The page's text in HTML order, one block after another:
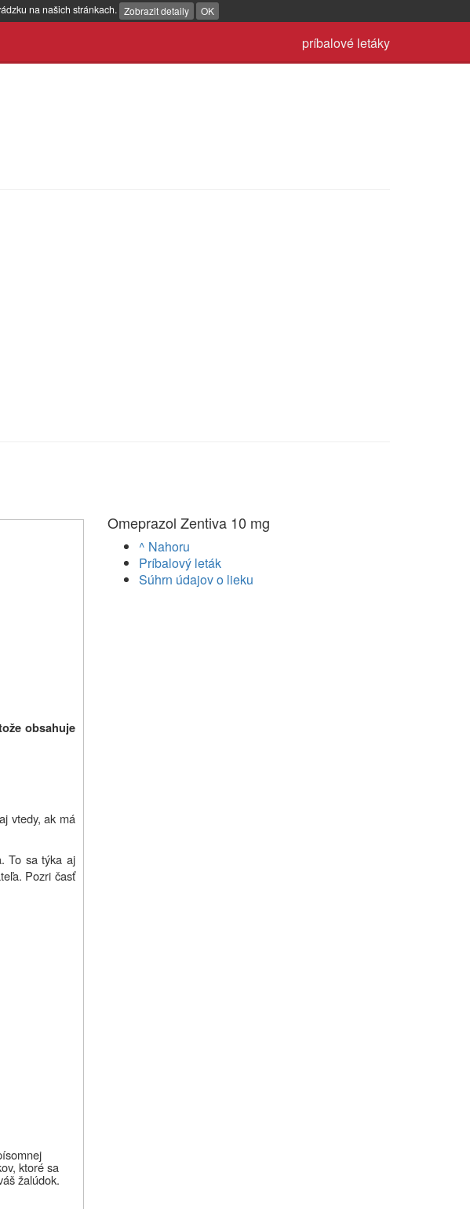
na našich stránkach. Zobrazit detaily OK
príbalové letáky
obsahuje
vtedy, ak má
To sa týka aj
Pozri časť
ktoré sa
žalúdok.
Omeprazol Zentiva 10 mg
^ Nahoru
Príbalový leták
Súhrn údajov o lieku